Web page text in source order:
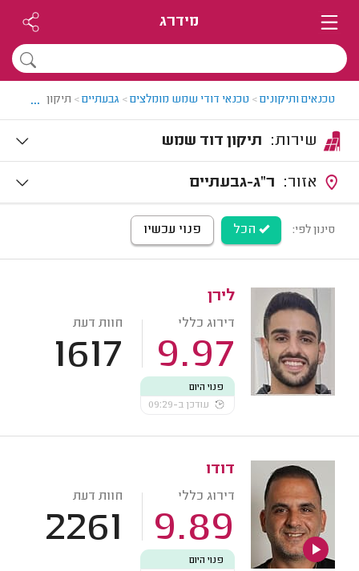
מידרג
טכנאים ותיקונים> טכנאי דודי שמש מומלצים> גבעתיים> תיקון דודי
...
תיקון דוד שמש
ר"ג-גבעתיים
סינון לפי: הכל פנוי עכשיו
לירן
דירוג כללי
9.97
חוות דעת
1617
פנוי היום
עודכן ב-09:29
דודו
דירוג כללי
9.89
חוות דעת
2261
פנוי היום